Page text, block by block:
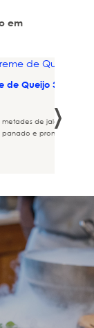
em
Queijo 30gr
de jalapenhos
panado e pronto para
›